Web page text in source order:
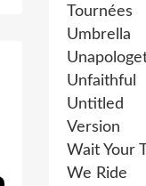
Tournées
Umbrella
Unfaithful
Untitled
Version
Wait Your
We Ride